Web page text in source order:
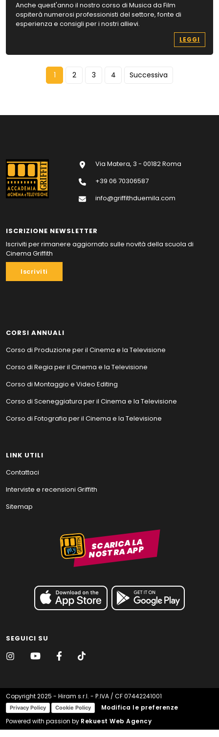
Anche quest'anno il nostro corso di Musica da Film
ospiterà numerosi professionisti del settore, fonte di
esperienza e consigli per i nostri allievi.
LEGGI
1 2 3 4 Successiva
Via Matera, 3 - 00182 Roma
+39 06 70306587
info@griffithduemila.com
ISCRIZIONE NEWSLETTER
Iscriviti per rimanere aggiornato sulle novità della scuola di
Cinema Griffith
Iscriviti
CORSI ANNUALI
Corso di Produzione per il Cinema e la Televisione
Corso di Regia per il Cinema e la Televisione
Corso di Montaggio e Video Editing
Corso di Sceneggiatura per il Cinema e la Televisione
Corso di Fotografia per il Cinema e la Televisione
LINK UTILI
Contattaci
Interviste e recensioni Griffith
Sitemap
SCARICA LA
NOSTRA APP
SEGUICI SU
Copyright 2025 - Hiram s.r.l. - P.IVA / CF 07442241001
Privacy Policy Cookie Policy
Modifica le preferenze
Powered with passion by Rekuest Web Agency